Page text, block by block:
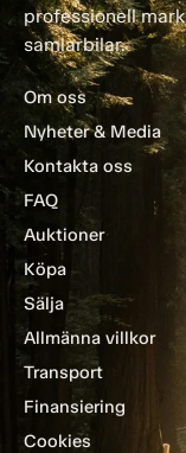
professionell
samlarbilar.
Om oss
Nyheter & Media
Kontakta oss
FAQ
Auktioner
Köpa
Sälja
Allmänna villkor
Transport
Finansiering
Cookies